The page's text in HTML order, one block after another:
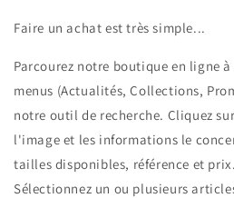
Faire un achat est très simple...
Parcourez notre boutique en ligne
menus (Actualités, Collections,
notre outil de recherche. Cliquez
l'image et les informations le
tailles disponibles, référence et prix.
Sélectionnez un ou plusieurs